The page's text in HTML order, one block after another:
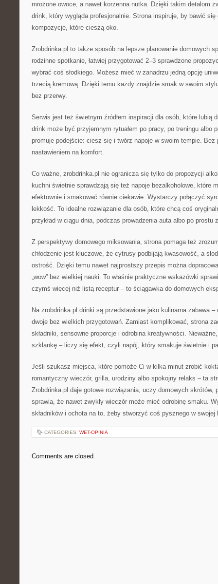
mrożone owoce, a nawet korzenna nutka. Dzięki takim detalom
drink, który wygląda profesjonalnie. Strona inspiruje, by bawić
kompozycje, które cieszą oko.
Zrobdrinka.pl to także sposób na lepsze planowanie domowych
rodzinne spotkanie, łatwiej przygotować 2–3 sprawdzone
wybrać coś słodkiego. Możesz mieć w zanadrzu jedną opcję
trzecią kremową. Dzięki temu każdy znajdzie smak w swoim
bez przerwy.
Serwis jest też świetnym źródłem inspiracji dla osób, które lubią
drink może być przyjemnym rytuałem po pracy, po treningu albo
promuje podejście: ciesz się i twórz napoje w swoim tempie. Bez
nastawieniem na komfort.
Co ważne, zrobdrinka.pl nie ogranicza się tylko do propozycji
kuchni świetnie sprawdzają się też napoje bezalkoholowe, które
efektownie i smakować równie ciekawie. Wystarczy połączyć
lekkość. To idealne rozwiązanie dla osób, które chcą coś
przykład w ciągu dnia, podczas prowadzenia auta albo po prostu
Z perspektywy domowego miksowania, strona pomaga też
chłodzenie jest kluczowe, że cytrusy podbijają kwasowość, a
ostrość. Dzięki temu nawet najprostszy przepis można
„wow” bez wielkiej nauki. To właśnie praktyczne wskazówki
czymś więcej niż listą receptur – to ściągawka do domowych
Na zrobdrinka.pl drinki są przedstawione jako kulinarna zabawa
dwoje bez wielkich przygotowań. Zamiast komplikować, strona
składniki, sensowne proporcje i odrobina kreatywności.
szklankę – liczy się efekt, czyli napój, który smakuje świetnie i
Jeśli szukasz miejsca, które pomoże Ci w kilka minut zrobić
romantyczny wieczór, grilla, urodziny albo spokojny relaks – ta
Zrobdrinka.pl daje gotowe rozwiązania, uczy domowych skrótów,
sprawia, że nawet zwykły wieczór może mieć odrobinę smaku.
składników i ochota na to, żeby stworzyć coś pysznego w swojej
CATEGORIES: WET-OPINIA
Comments are closed.